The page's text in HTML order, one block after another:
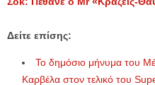
Δείτε επίσης:
Το δημόσιο μήνυμα του
Καρβέλα στον τελικό του